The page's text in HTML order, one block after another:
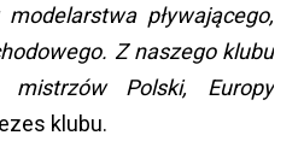
pływającego,
Z naszego klubu
Polski, Europy
klubu.